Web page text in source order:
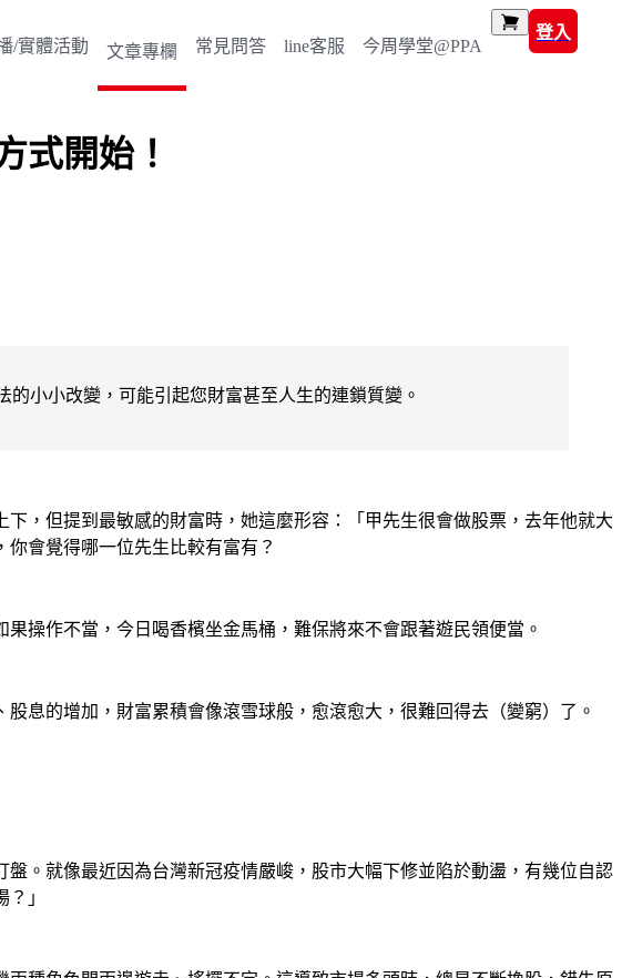
/實體活動 文章專欄 常見問答 line客服 今周學堂@PPA
登入
式開始！
小小改變，可能引起您財富甚至人生的連鎖質變。
，但提到最敏感的財富時，她這麼形容：「甲先生很會做股票，去年他就大
會覺得哪一位先生比較有富有？
操作不當，今日喝香檳坐金馬桶，難保將來不會跟著遊民領便當。
息的增加，財富累積會像滾雪球般，愈滾愈大，很難回得去（變窮）了。
。就像最近因為台灣新冠疫情嚴峻，股市大幅下修並陷於動盪，有幾位自認
」